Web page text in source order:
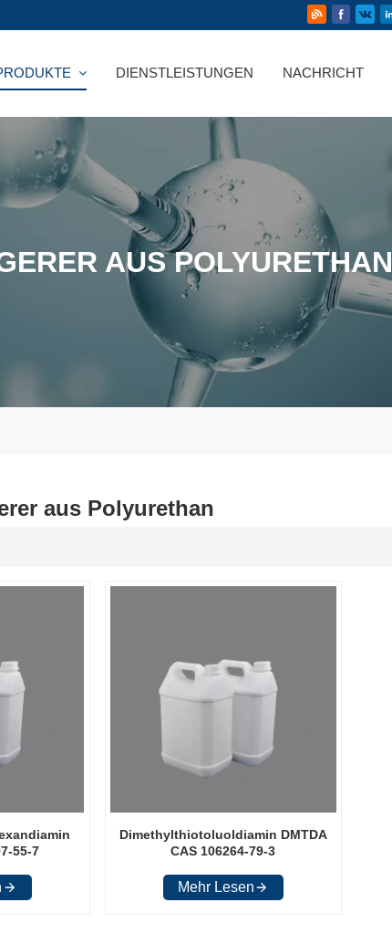
DIENSTLEISTUNGEN NACHRICHT
AUS POLYURETHAN
aus Polyurethan
55-7
Dimethylthiotoluoldiamin DMTDA
CAS 106264-79-3
Mehr Lesen